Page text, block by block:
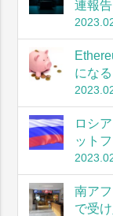
連報告
にな
ロシ
ット
南ア
で受